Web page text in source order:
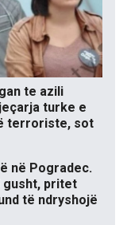
te azili
turke e
terroriste, sot
në Pogradec.
gusht, pritet
të ndryshojë